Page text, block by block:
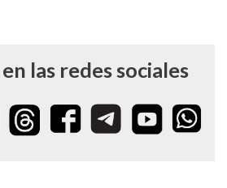
las redes sociales